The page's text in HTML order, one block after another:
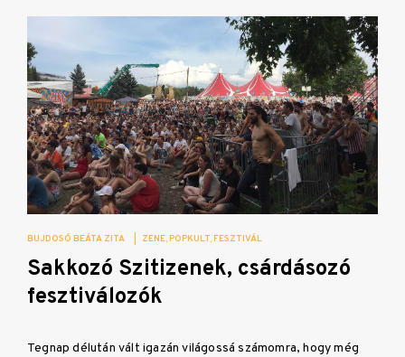
BUJDOSÓ BEÁTA ZITA ZENE POPKULT FESZTIVÁL
Sakkozó Szitizenek, csárdásozó
fesztiválozók
Tegnap délután vált igazán világossá számomra, hogy még